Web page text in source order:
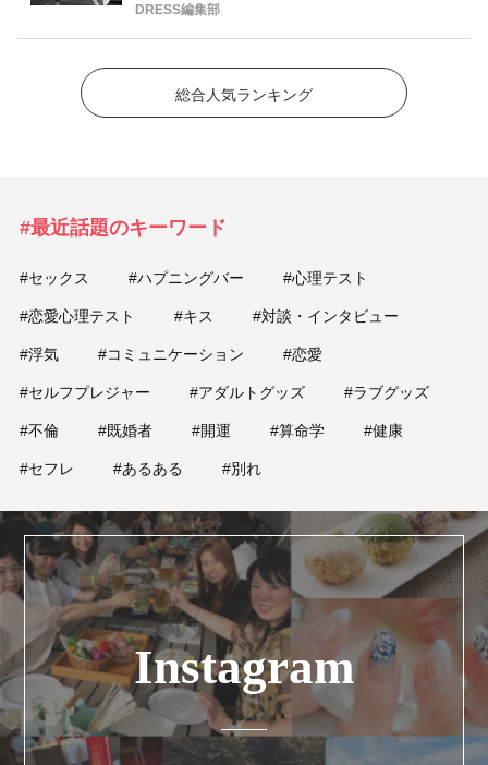
DRESS編集部
総合人気ランキング
#最近話題のキーワード
#セックス #ハプニングバー #心理テスト
#恋愛心理テスト #キス #対談・インタビュー
#浮気 #コミュニケーション #恋愛
#セルフプレジャー #アダルトグッズ #ラブグッズ
#不倫 #既婚者 #開運 #算命学 #健康
#セフレ #あるある #別れ
Instagram